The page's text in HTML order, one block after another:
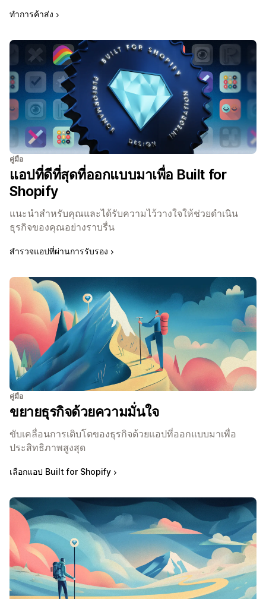
ทำการค้าส่ง
คู่มือ
แอปที่ดีที่สุดที่ออกแบบมาเพื่อ Built for
Shopify
แนะนำสำหรับคุณและได้รับความไว้วางใจให้ช่วยดำเนิน
ธุรกิจของคุณอย่างราบรื่น
สำรวจแอปที่ผ่านการรับรอง
คู่มือ
ขยายธุรกิจด้วยความมั่นใจ
ขับเคลื่อนการเติบโตของธุรกิจด้วยแอปที่ออกแบบมาเพื่อ
ประสิทธิภาพสูงสุด
เลือกแอป Built for Shopify